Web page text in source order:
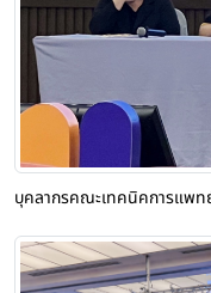
บุคลากรคณะเทคนิคการแพ